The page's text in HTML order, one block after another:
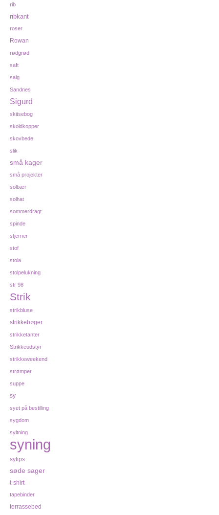
rib
ribkant
roser
Rowan
rødgrød
saft
salg
Sandnes
Sigurd
skitsebog
skoldkopper
skovbede
slik
små kager
små projekter
solbær
solhat
sommerdragt
spinde
stjerner
stof
stola
stolpelukning
str 98
Strik
strikbluse
strikkebøger
strikketanter
Strikkeudstyr
strikkeweekend
strømper
suppe
sy
syet på bestilling
sygdom
syltning
syning
sytips
søde sager
t-shirt
tapebinder
terrassebed